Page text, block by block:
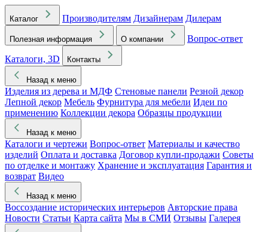
Каталог Производителям Дизайнерам Дилерам
Полезная информация О компании
Вопрос-ответ
Каталоги, 3D
Контакты
Назад к меню
Изделия из дерева и МДФ Стеновые панели Резной декор
Лепной декор Мебель Фурнитура для мебели Идеи по
применению Коллекции декора Образцы продукции
Назад к меню
Каталоги и чертежи Вопрос-ответ Материалы и качество
изделий Оплата и доставка Договор купли-продажи Советы
по отделке и монтажу Хранение и эксплуатация Гарантия и
возврат Видео
Назад к меню
Воссоздание исторических интерьеров Авторские права
Новости Статьи Карта сайта Мы в СМИ Отзывы Галерея